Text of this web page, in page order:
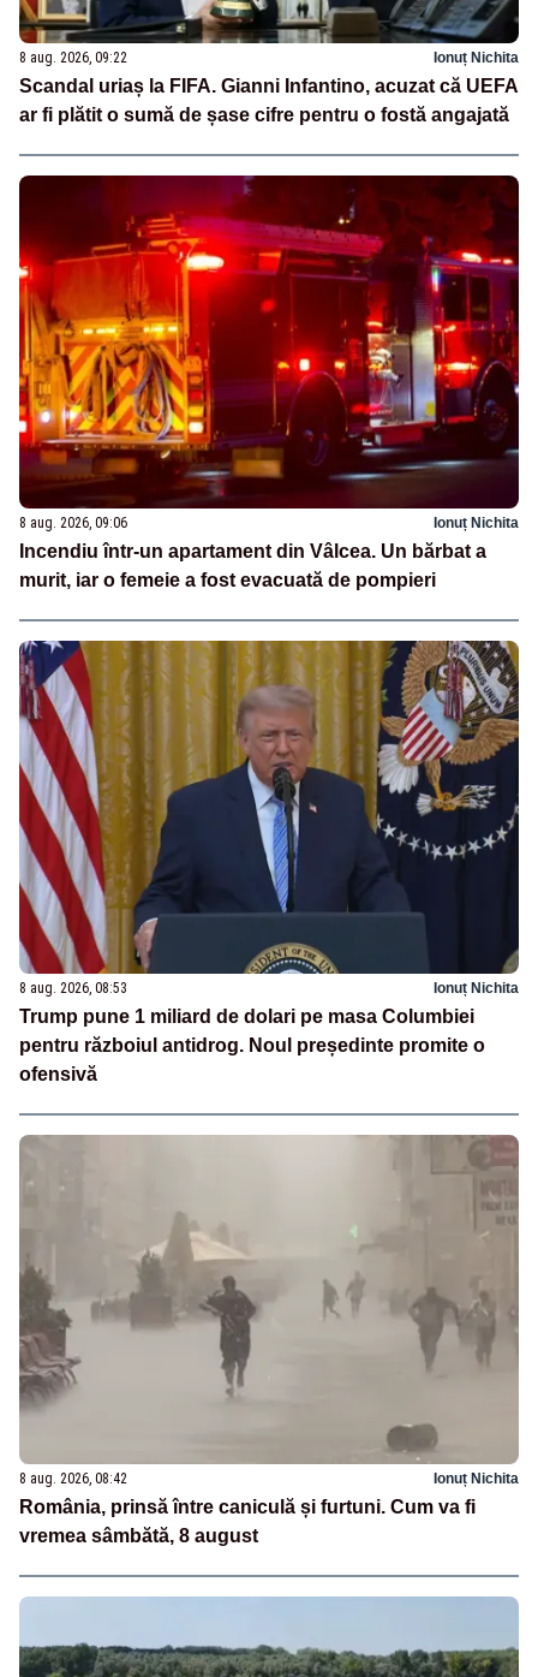
8 aug. 2026, 09:22 Ionuț Nichita
Scandal uriaș la FIFA. Gianni Infantino, acuzat că UEFA
ar fi plătit o sumă de șase cifre pentru o fostă angajată
8 aug. 2026, 09:06 Ionuț Nichita
Incendiu într-un apartament din Vâlcea. Un bărbat a
murit, iar o femeie a fost evacuată de pompieri
8 aug. 2026, 08:53 Ionuț Nichita
Trump pune 1 miliard de dolari pe masa Columbiei
pentru războiul antidrog. Noul președinte promite o
ofensivă
8 aug. 2026, 08:42 Ionuț Nichita
România, prinsă între caniculă și furtuni. Cum va fi
vremea sâmbătă, 8 august